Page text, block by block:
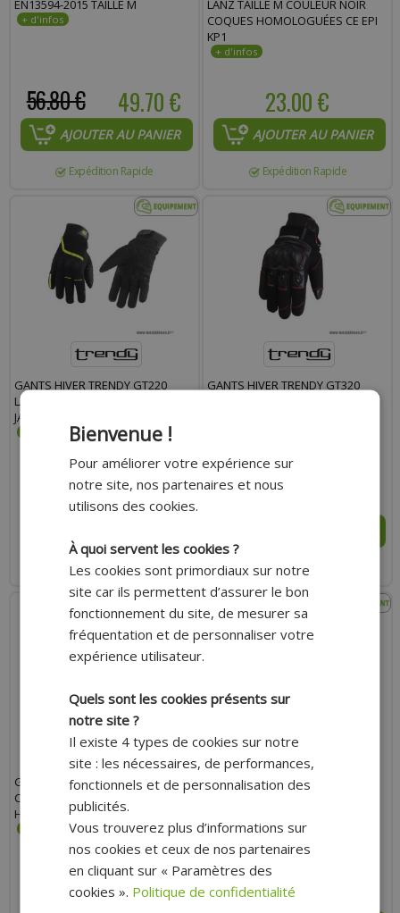
EN13594-2015 TAILLE M
49.70 €
56.80 €
AJOUTER AU PANIER
Expédition Rapide
LANZ TAILLE M COULEUR NOIR
COQUES HOMOLOGUÉES CE EPI
KP1
23.00 €
AJOUTER AU PANIER
Expédition Rapide
GANTS HIVER TRENDY GT220
LANZ TAILLE M COULEUR NOIR
JAUNE FLUO COQUÉ CE EPI KP1
23.00 €
Expédition Rapide
GANTS HIVER TRENDY GT320
35.00 €
Expédition Rapide
GANTS HIVER TRENDY GT320
CYPRESS NOIR TAILLE M COQUES
HOMOLOGUÉES CE EPI KP1
35.00 €
GANTS HIVER TRENDY GT520
KP1
41.00 €
Bienvenue !
Pour améliorer votre expérience sur
notre site, nos partenaires et nous
utilisons des cookies.
À quoi servent les cookies ?
Les cookies sont primordiaux sur notre
site car ils permettent d’assurer le bon
fonctionnement du site, de mesurer sa
fréquentation et de personnaliser votre
expérience utilisateur.
Quels sont les cookies présents sur
notre site ?
Il existe 4 types de cookies sur notre
site : les nécessaires, de performances,
fonctionnels et de personnalisation des
publicités.
Vous trouverez plus d’informations sur
nos cookies et ceux de nos partenaires
en cliquant sur « Paramètres des
cookies ». Politique de confidentialité